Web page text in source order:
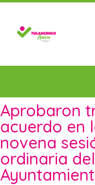
Aprobaron
acuerdo en
novena
ordinaria